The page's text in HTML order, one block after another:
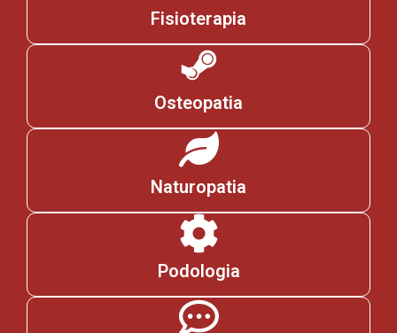
Fisioterapia
Osteopatia
Naturopatia
Podologia